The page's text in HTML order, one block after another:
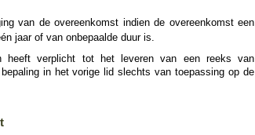
van de overeenkomst indien de overeenkomst een
jaar of van onbepaalde duur is.
heeft verplicht tot het leveren van een reeks van
in het vorige lid slechts van toepassing op de